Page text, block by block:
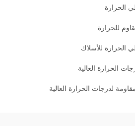
الحرارة
للحرارة
للأسلاك
الحرارة العالية
لدرجات الحرارة العالية